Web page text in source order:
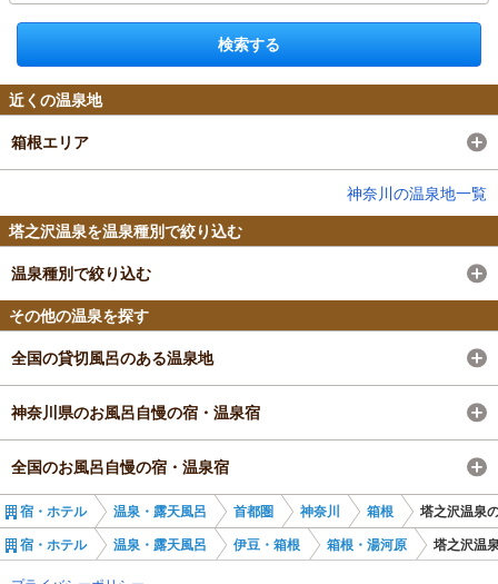
検索する
近くの温泉地
箱根エリア
神奈川の温泉地一覧
塔之沢温泉を温泉種別で絞り込む
温泉種別で絞り込む
その他の温泉を探す
全国の貸切風呂のある温泉地
神奈川県のお風呂自慢の宿・温泉宿
全国のお風呂自慢の宿・温泉宿
宿・ホテル 温泉・露天風呂 首都圏 神奈川 箱根
塔之沢温泉
宿・ホテル
温泉・露天風呂 伊豆・箱根 箱根・湯河原 塔之沢温